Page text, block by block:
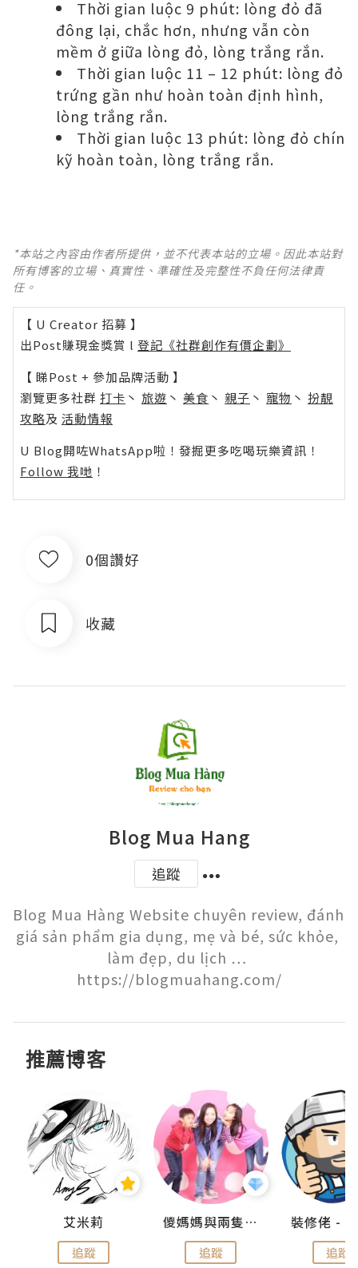
Thời gian luộc 9 phút: lòng đỏ đã
đông lại, chắc hơn, nhưng vẫn còn
mềm ở giữa lòng đỏ, lòng trắng rắn.
Thời gian luộc 11 – 12 phút: lòng đỏ
trứng gần như hoàn toàn định hình,
lòng trắng rắn.
Thời gian luộc 13 phút: lòng đỏ chín
kỹ hoàn toàn, lòng trắng rắn.
*本站之內容由作者所提供，並不代表本站的立場。因此本站對
所有博客的立場、真實性、準確性及完整性不負任何法律責
任。
【 U Creator 招募 】
出Post賺現金獎賞 l 登記《社群創作有價企劃》
【 睇Post + 參加品牌活動 】
瀏覽更多社群 打卡 丶 旅遊 丶 美食 丶 親子 丶 寵物 丶 扮靚
攻略及 活動情報
U Blog開咗WhatsApp啦！發掘更多吃喝玩樂資訊！
Follow 我哋 ！
0個讚好
收藏
Blog Mua Hang
追蹤
Blog Mua Hàng Website chuyên review, đánh
giá sản phẩm gia dụng, mẹ và bé, sức khỏe,
làm đẹp, du lịch …
https://blogmuahang.com/
推薦博客
艾米莉
追蹤
儍媽媽與兩隻小魔怪之家
追蹤 追蹤